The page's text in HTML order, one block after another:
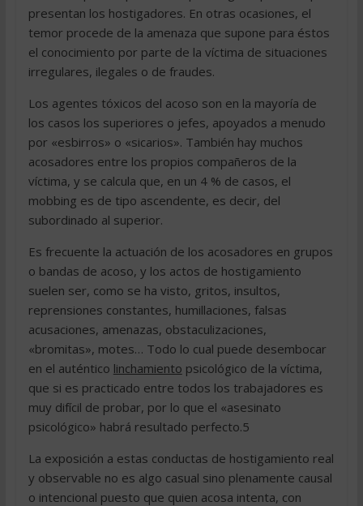
presentan los hostigadores. En otras ocasiones, el
temor procede de la amenaza que supone para éstos
el conocimiento por parte de la víctima de situaciones
irregulares, ilegales o de fraudes.
Los agentes tóxicos del acoso son en la mayoría de
los casos los superiores o jefes, apoyados a menudo
por «esbirros» o «sicarios». También hay muchos
acosadores entre los propios compañeros de la
víctima, y se calcula que, en un 4 % de casos, el
mobbing es de tipo ascendente, es decir, del
subordinado al superior.
Es frecuente la actuación de los acosadores en grupos
o bandas de acoso, y los actos de hostigamiento
suelen ser, como se ha visto, gritos, insultos,
reprensiones constantes, humillaciones, falsas
acusaciones, amenazas, obstaculizaciones,
«bromitas», motes… Todo lo cual puede desembocar
en el auténtico linchamiento psicológico de la víctima,
que si es practicado entre todos los trabajadores es
muy difícil de probar, por lo que el «asesinato
psicológico» habrá resultado perfecto.5
La exposición a estas conductas de hostigamiento real
y observable no es algo casual sino plenamente causal
o intencional puesto que quien acosa intenta, con